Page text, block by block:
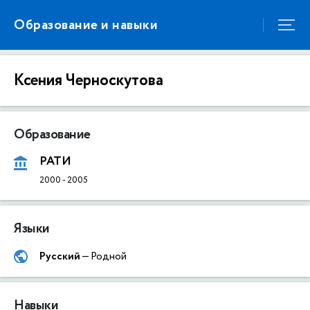
Образование и навыки
Ксения Черноскутова
Образование
РАТИ
2000 -2005
Языки
Русский— Родной
Навыки